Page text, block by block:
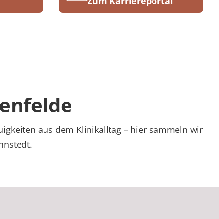
aus dem Klinikalltag – hier sammeln wir